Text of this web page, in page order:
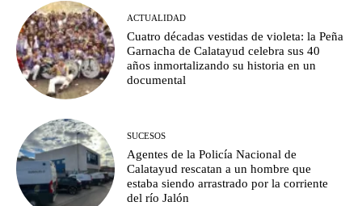
ACTUALIDAD
Cuatro décadas vestidas de violeta: la Peña
Garnacha de Calatayud celebra sus 40
años inmortalizando su historia en un
documental
SUCESOS
Agentes de la Policía Nacional de
Calatayud rescatan a un hombre que
estaba siendo arrastrado por la corriente
del río Jalón